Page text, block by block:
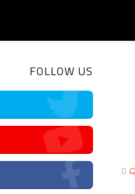
0
FOLLOW US